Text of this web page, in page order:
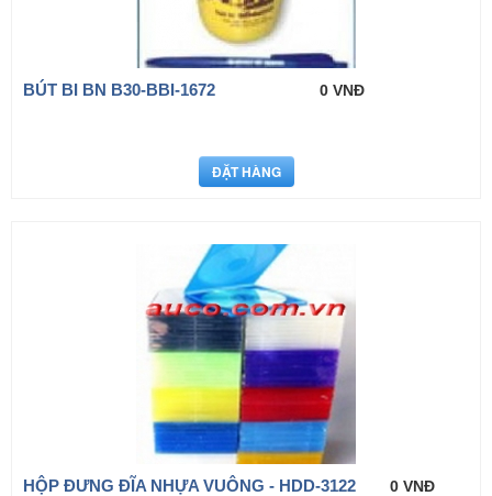
BÚT BI BN B30-BBI-1672 0 VNĐ
HỘP ĐƯNG ĐĨA NHỰA VUÔNG - HDD-3122 0 VNĐ